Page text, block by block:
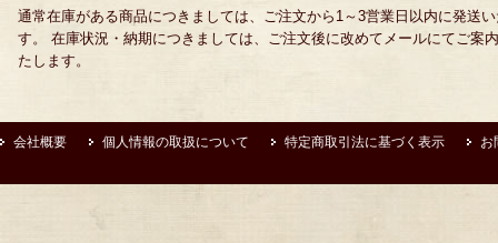
通常在庫がある商品につきましては、ご注文から1～3営業日以内に発送
す。 在庫状況・納期につきましては、ご注文後に改めてメールにてご案
たします。
会社概要 個人情報の取扱について 特定商取引法に基づく表示 お